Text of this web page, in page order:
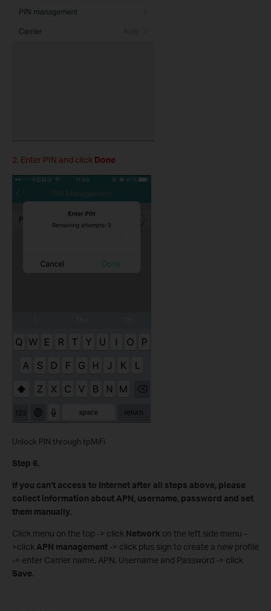
2. Enter PIN and click Done
Unlock PIN through tpMiFi
Step 6.
If you can’t access to Internet after all steps above, please
collect information about APN, username, password and set
them manually.
Click menu on the top -> click Network on the left side menu -
>click APN management -> click plus sign to create a new profile
-> enter Carrier name, APN, Username and Password -> click
Save.